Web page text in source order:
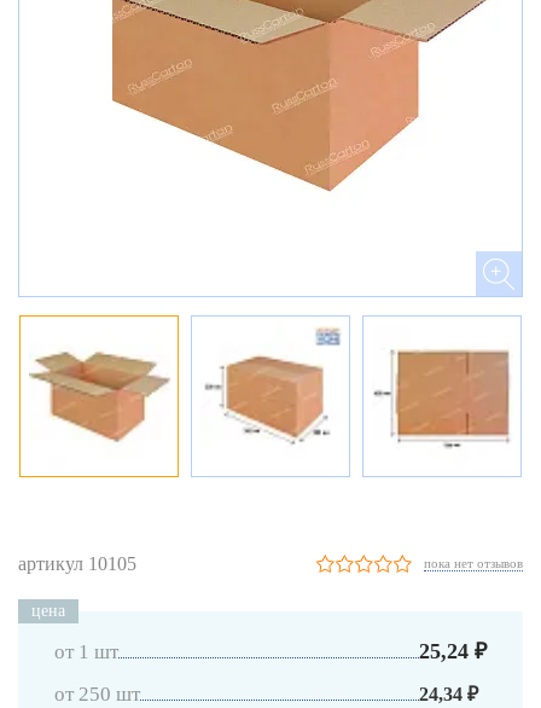
артикул 10105 пока нет отзывов
цена
от 1 шт 25,24 ₽
от 250 шт 24,34 ₽